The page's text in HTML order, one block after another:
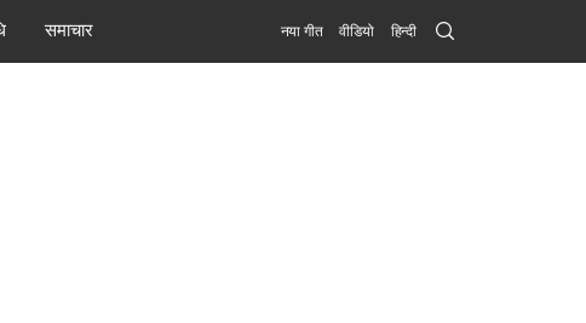
समाचार नया गीत वीडियो हिन्दी Search
Submit